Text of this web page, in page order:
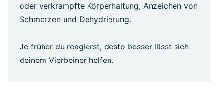
oder verkrampfte Körperhaltung, Anzeichen von
Schmerzen und Dehydrierung.
Je früher du reagierst, desto besser lässt sich
deinem Vierbeiner helfen.